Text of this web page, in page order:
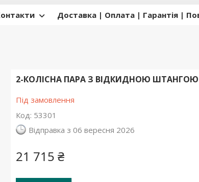
Доставка | Оплата | Гарантія |
2-КОЛІСНА ПАРА З ВІДКИДНОЮ
Під замовлення
Код: 53301
Відправка з 06 вересня 2026
21 715 ₴